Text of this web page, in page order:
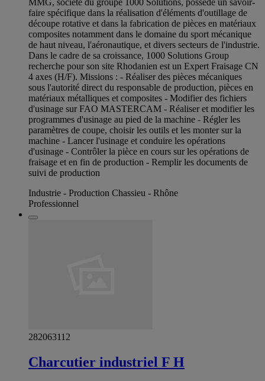
MMG, société du groupe 1000 Solutions, possède un savoir-
faire spécifique dans la réalisation d'éléments d'outillage de
découpe rotative et dans la fabrication de pièces en matériaux
composites notamment dans le domaine du sport mécanique
de haut niveau, l'aéronautique, et divers secteurs de l'industrie.
Dans le cadre de sa croissance, 1000 Solutions Group
recherche pour son site Rhodanien est un Expert Fraisage CN
4 axes (H/F). Missions : - Réaliser des pièces mécaniques
sous l'autorité direct du responsable de production, pièces en
matériaux métalliques et composites - Modifier des fichiers
d'usinage sur FAO MASTERCAM - Réaliser et modifier les
programmes d'usinage au pied de la machine - Régler les
paramètres de coupe, choisir les outils et les monter sur la
machine - Lancer l'usinage et conduire les opérations
d'usinage - Contrôler la pièce en cours sur les opérations de
fraisage et en fin de production - Remplir les documents de
suivi de production
Industrie - Production Chassieu - Rhône
Professionnel
282063112
Charcutier industriel F H